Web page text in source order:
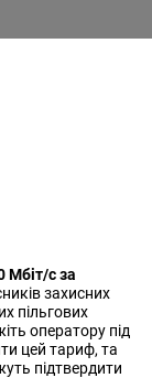
Мбіт/с за
захисних
пільгових
оператору під
цей тариф, та
підтвердити